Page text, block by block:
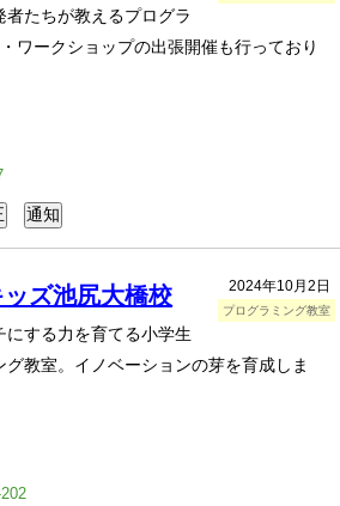
者たちが教えるプログラ
ワークショップの出張開催も行っており
2024年10月2日
プログラミング教室
ズ池尻大橋校
にする力を育てる小学生
グ教室。イノベーションの芽を育成しま